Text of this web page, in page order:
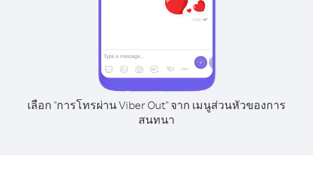
เลือก "การโทรผ่าน Viber Out" จาก เมนูส่วนหัวของการ
สนทนา